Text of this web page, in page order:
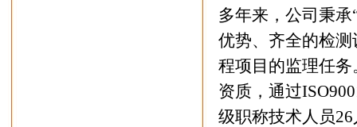
多年来，公司秉
优势、齐全的检
程项目的监理任
资质，通过
级职称技术人员